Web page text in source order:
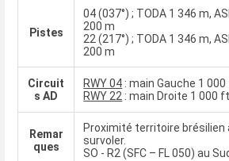
Pistes
04 (037°) ; TODA 1 346 m,
200 m
22 (217°) ; TODA 1 346 m,
200 m
Circuit
s AD
RWY 04 : main Gauche 1 000
RWY 22 : main Droite 1 000 ft
Remar
ques
Proximité territoire brésilien
survoler.
SO - R2 (SFC – FL 050) au